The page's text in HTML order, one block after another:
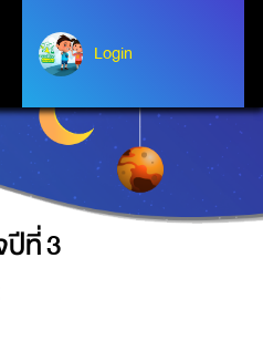
Login
Login
สั้น AMUSE &
ที่ 3